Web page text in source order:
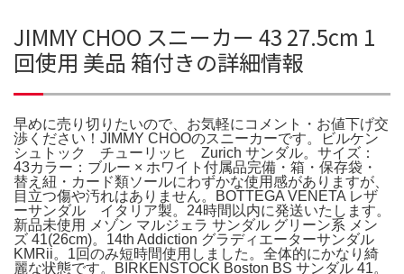
JIMMY CHOO スニーカー 43 27.5cm 1
回使用 美品 箱付きの詳細情報
早めに売り切りたいので、お気軽にコメント・お値下げ交
渉ください！JIMMY CHOOのスニーカーです。ビルケン
シュトック チューリッヒ Zurich サンダル。サイズ：
43カラー：ブルー × ホワイト付属品完備・箱・保存袋・
替え紐・カード類ソールにわずかな使用感がありますが、
目立つ傷や汚れはありません。BOTTEGA VENETA レザ
ーサンダル イタリア製。24時間以内に発送いたします。
新品未使用 メゾン マルジェラ サンダル グリーン系 メン
ズ 41(26cm)。14th Addiction グラディエーターサンダル
KMRii。1回のみ短時間使用しました。全体的にかなり綺
麗な状態です。BIRKENSTOCK Boston BS サンダル 41。